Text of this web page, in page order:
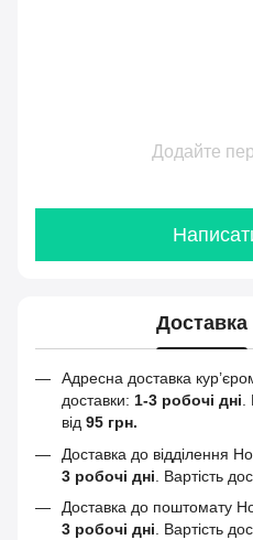
Додайте
Доставка
Адресна доставка
доставки: 1-3 робочі дні.
від 95 грн.
Доставка до відділення
3 робочі дні . Вартість
Доставка до поштомату
3 робочі дні. Вартість